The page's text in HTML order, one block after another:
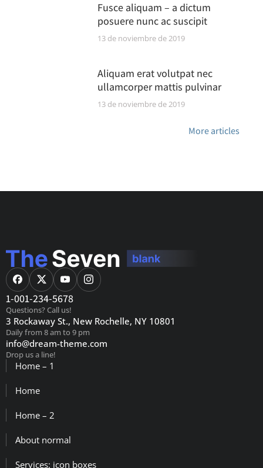
Fusce aliquam – a dictum
posuere nunc ac suscipit
13 de noviembre de 2019
Aliquam erat volutpat nec
ullamcorper mattis pulvinar
13 de noviembre de 2019
More articles
1-001-234-5678
Questions? Call us!
3 Rockaway St., New Rochelle, NY 10801
Daily from 8 am to 9 pm
info@dream-theme.com
Drop us a line!
Home – 1
Home
Home – 2
About normal
Services: icon boxes